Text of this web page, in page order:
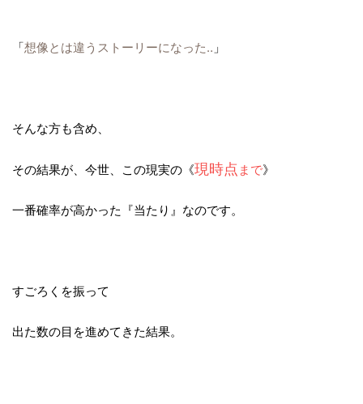
「想像とは違うストーリーになった‥ 」
そんな方も含め、
その結果が、今世、この現実の《現時点 まで》
一番確率が高かった『当たり』なのです。
すごろくを振って
出た数の目を進めてきた結果。